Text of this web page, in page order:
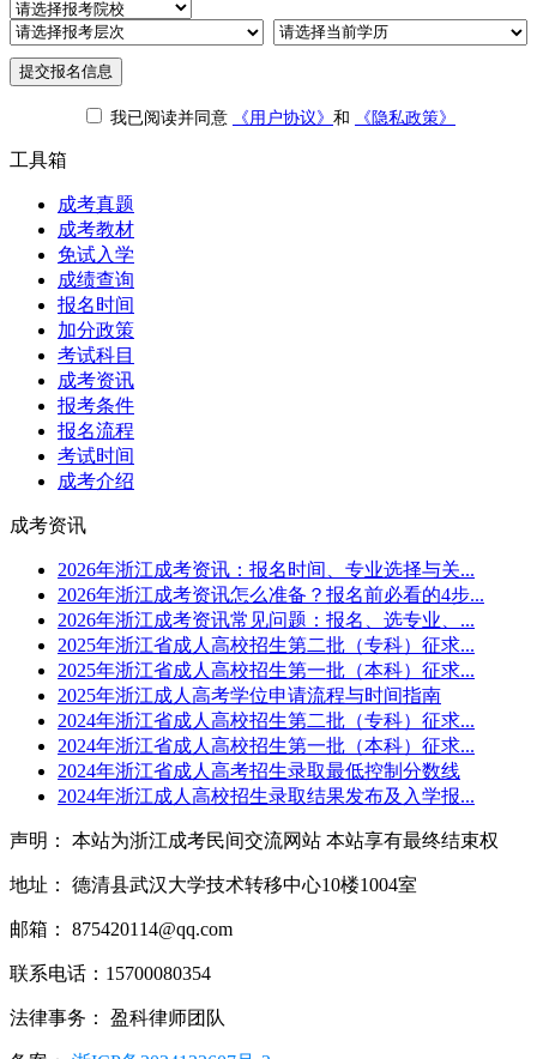
提交报名信息
我已阅读并同意 《用户协议》 和 《隐私政策》
工具箱
成考真题
成考教材
免试入学
成绩查询
报名时间
加分政策
考试科目
成考资讯
报考条件
报名流程
考试时间
成考介绍
成考资讯
2026年浙江成考资讯：报名时间、专业选择与关...
2026年浙江成考资讯怎么准备？报名前必看的4步...
2026年浙江成考资讯常见问题：报名、选专业、...
2025年浙江省成人高校招生第二批（专科）征求...
2025年浙江省成人高校招生第一批（本科）征求...
2025年浙江成人高考学位申请流程与时间指南
2024年浙江省成人高校招生第二批（专科）征求...
2024年浙江省成人高校招生第一批（本科）征求...
2024年浙江省成人高考招生录取最低控制分数线
2024年浙江成人高校招生录取结果发布及入学报...
声明： 本站为浙江成考民间交流网站 本站享有最终结束权
地址： 德清县武汉大学技术转移中心10楼1004室
邮箱： 875420114@qq.com
联系电话：15700080354
法律事务： 盈科律师团队